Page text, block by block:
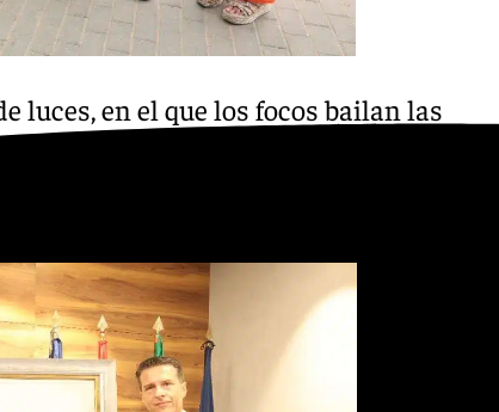
luces, en el que los focos bailan las
más clásicas, produciendo el
se acercan a la calle principal de Málaga